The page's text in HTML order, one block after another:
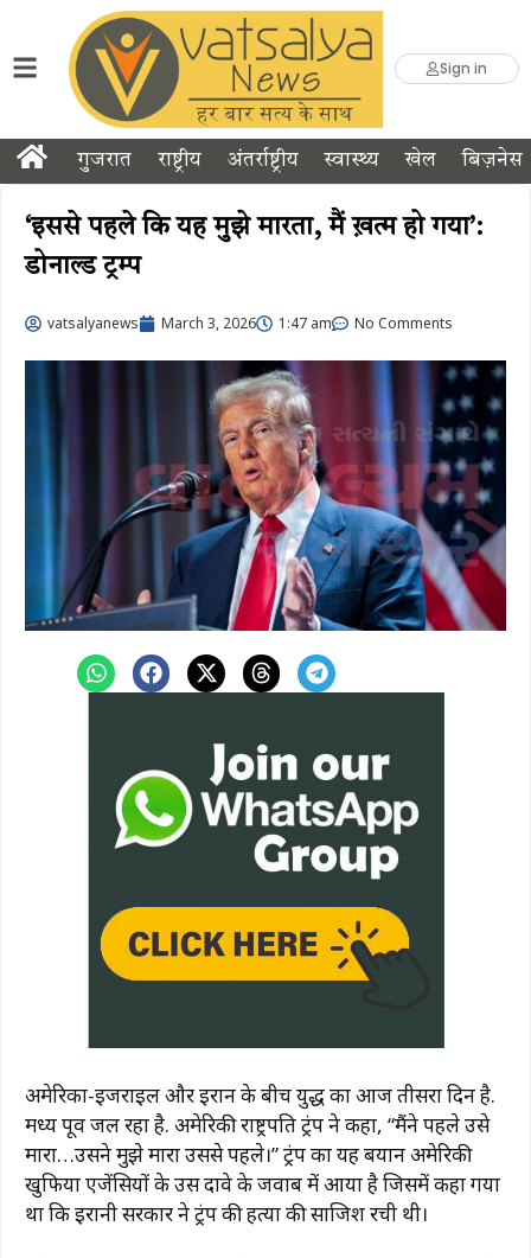
Sign in
गुजरात राष्ट्रीय अंतर्राष्ट्रीय स्वास्थ्य खेल बिज़नेस
‘इससे ​​पहले कि यह मुझे मारता, मैं ख़त्म हो गया’:
डोनाल्ड ट्रम्प
vatsalyanews March 3, 2026 1:47 am No Comments
अमेरिका-इजराइल और ईरान के बीच युद्ध का आज तीसरा दिन है.
मध्य पूर्व जल रहा है. अमेरिकी राष्ट्रपति ट्रंप ने कहा, “मैंने पहले उसे
मारा…उसने मुझे मारा उससे पहले।” ट्रंप का यह बयान अमेरिकी
खुफिया एजेंसियों के उस दावे के जवाब में आया है जिसमें कहा गया
था कि ईरानी सरकार ने ट्रंप की हत्या की साजिश रची थी।